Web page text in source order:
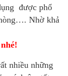
được phổ
Nhờ khả
nhiều những